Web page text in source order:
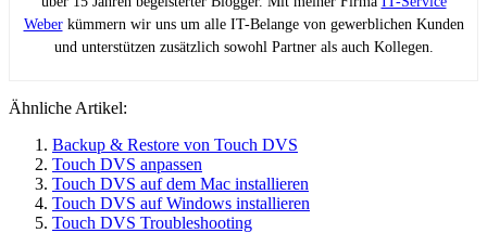
Weberkümmern wir uns um alle IT-Belange von gewerblichen Kunden
und unterstützen zusätzlich sowohl Partner als auch Kollegen.
Ähnliche Artikel:
Backup & Restore von Touch DVS
Touch DVS anpassen
Touch DVS auf dem Mac installieren
Touch DVS auf Windows installieren
Touch DVS Troubleshooting